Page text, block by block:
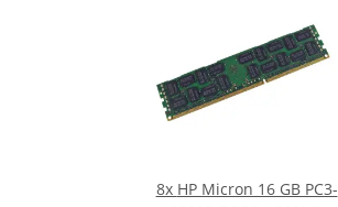
8x HP Micron 16 GB PC3-